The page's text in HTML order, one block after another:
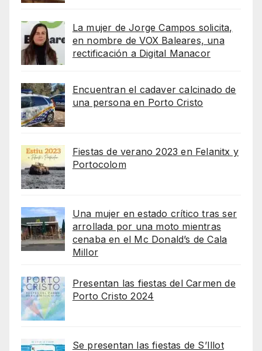
La mujer de Jorge Campos solicita,
en nombre de VOX Baleares, una
rectificación a Digital Manacor
Encuentran el cadaver calcinado de
una persona en Porto Cristo
Fiestas de verano 2023 en Felanitx y
Portocolom
Una mujer en estado crítico tras ser
arrollada por una moto mientras
cenaba en el Mc Donald’s de Cala
Millor
Presentan las fiestas del Carmen de
Porto Cristo 2024
Se presentan las fiestas de S’Illot